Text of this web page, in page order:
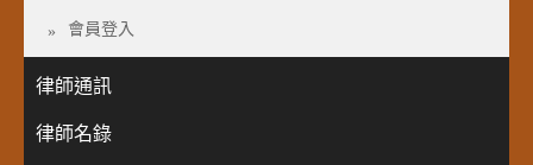
會員登入
律師通訊
律師名錄